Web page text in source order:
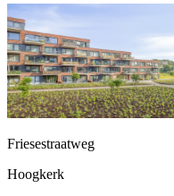
Friesestraatweg
Hoogkerk